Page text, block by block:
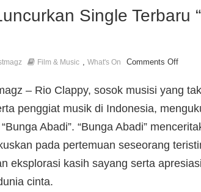
Single Terbaru
Film & Music , What's On Comments Off
– Rio Clappy, sosok musisi yang
penggiat musik di Indonesia,
Abadi”. “Bunga Abadi”
pada pertemuan seseorang
eksplorasi kasih sayang serta
cinta.